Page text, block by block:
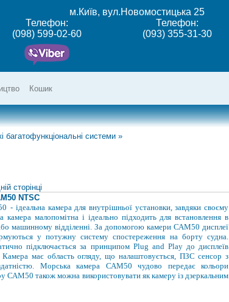
м.Київ, вул.Новомостицька 25
Телефон:
(098) 599-02-60
Телефон:
(093) 355-31-30
Кошик
багатофункціональні системи »
сторінці
NTSC
-ідеальна камера для внутрішньої установки, завдяки своєму
малопомітна і ідеально підходить для встановлення в
машинному відділенні. За допомогою камери САМ50 дисплеї
у потужну систему спостереження на борту судна.
підключаєтьсяза принципом Plug and Play до дисплеїв
Камера має область огляду, що налаштовується, ПЗС сенсор з
Морська камера САМ50 чудово передає кольори
САМ50 також можна використовувати як камеру із дзеркальним